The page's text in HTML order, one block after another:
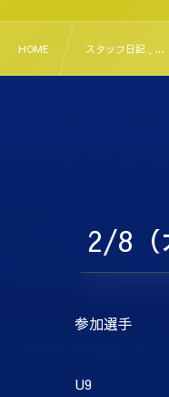
HOME スタッフ日記 , …
2/8
参加選手
U9